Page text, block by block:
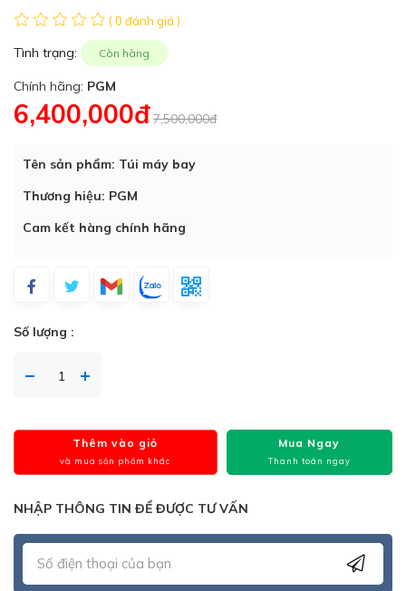
( 0 đánh giá )
Tình trạng: Còn hàng
Chính hãng: PGM
6,400,000đ 7,500,000đ
Tên sản phẩm: Túi máy bay
Thương hiệu: PGM
Cam kết hàng chính hãng
Số lượng :
Thêm vào giỏ
và mua sản phẩm khác
Mua Ngay
Thanh toán ngay
NHẬP THÔNG TIN ĐỂ ĐƯỢC TƯ VẤN